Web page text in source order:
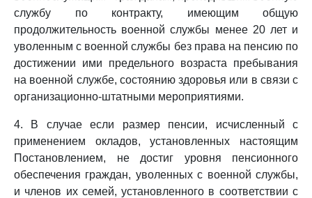
службу по контракту, имеющим общую
продолжительность военной службы менее 20 лет и
уволенным с военной службы без права на пенсию по
достижении ими предельного возраста пребывания
на военной службе, состоянию здоровья или в связи с
организационно-штатными мероприятиями.
4. В случае если размер пенсии, исчисленный с
применением окладов, установленных настоящим
Постановлением, не достиг уровня пенсионного
обеспечения граждан, уволенных с военной службы,
и членов их семей, установленного в соответствии с